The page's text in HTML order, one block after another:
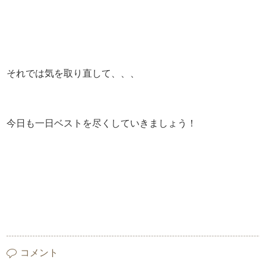
それでは気を取り直して、、、
今日も一日ベストを尽くしていきましょう！
コメント